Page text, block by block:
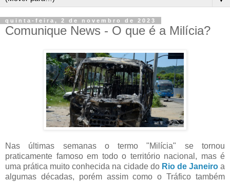
quinta-feira, 2 de novembro de 2023
Comunique News - O que é a Milícia?
Nas últimas semanas o termo "Milícia" se tornou
praticamente famoso em todo o território nacional, mas é
uma prática muito conhecida na cidade do Rio de Janeiroa
algumas décadas, porém assim como o Tráfico também